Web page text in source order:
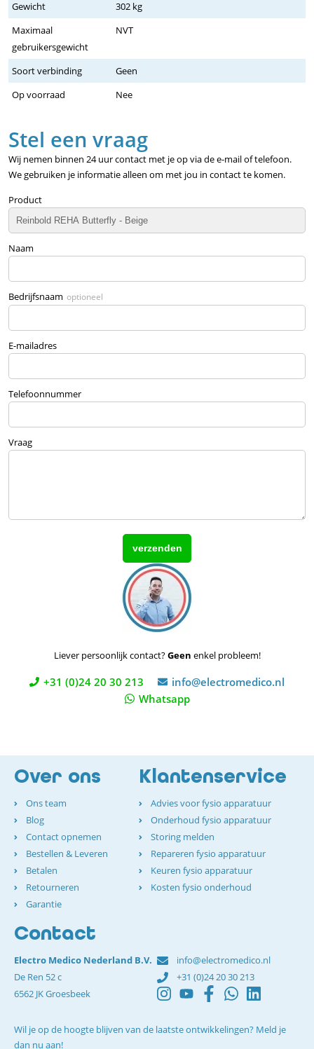
Gewicht
302 kg
Maximaal
gebruikersgewicht
NVT
Soort verbinding
Geen
Op voorraad
Nee
Stel een vraag
Wij nemen binnen 24 uur contact met je op via de e-mail of telefoon.
We gebruiken je informatie alleen om met jou in contact te komen.
Product
Naam
Bedrijfsnaam optioneel
E-mailadres
Telefoonnummer
Vraag
Liever persoonlijk contact?Geen enkel probleem!
+31 (0)24 20 30 213
info@electromedico.nl
Whatsapp
Over ons
Ons team
Blog
Contact opnemen
Bestellen & Leveren
Betalen
Retourneren
Garantie
Klantenservice
Advies voor fysio apparatuur
Onderhoud fysio apparatuur
Storing melden
Repareren fysio apparatuur
Keuren fysio apparatuur
Kosten fysio onderhoud
Contact
Electro Medico Nederland B.V.
De Ren 52 c
6562 JK Groesbeek
info@electromedico.nl
+31 (0)24 20 30 213
Wil je op de hoogte blijven van de laatste ontwikkelingen? Meld je
dan nu aan!